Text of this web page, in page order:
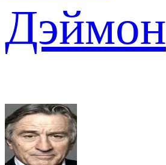
Дэймон